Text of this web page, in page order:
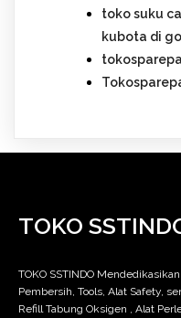
toko suku
kubota di
TOKO
TOKO SSTINDO
Pembersih, Tools, Alat Safety,
Refill Tabung Oksigen , Alat